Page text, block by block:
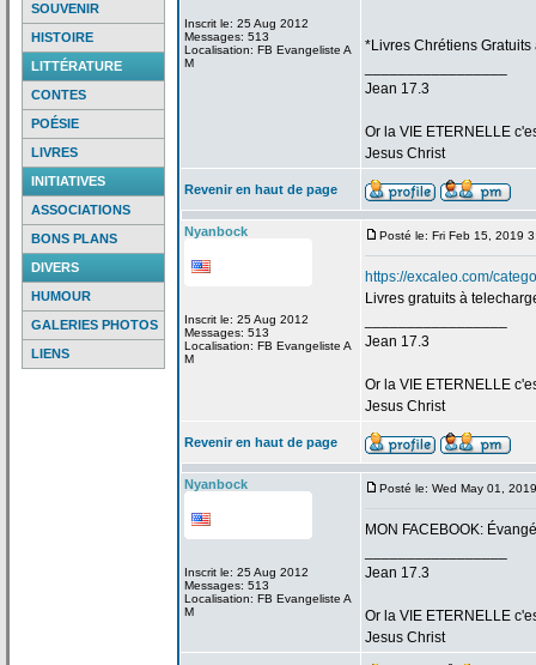
SOUVENIR
HISTOIRE
LITTÉRATURE
CONTES
POÉSIE
LIVRES
INITIATIVES
ASSOCIATIONS
BONS PLANS
DIVERS
HUMOUR
GALERIES PHOTOS
LIENS
Inscrit le: 25 Aug 2012
Messages: 513
Localisation: FB Evangeliste A
M
*Livres Chrétiens
Jean 17.3
Or la VIE ETERNELLE
Jesus Christ
Revenir en haut de page
Nyanbock
Inscrit le: 25 Aug 2012
Messages: 513
Localisation: FB Evangeliste A
M
Posté le: Fri Feb 15, 2019
https://excaleo.com/
Livres gratuits à
Jean 17.3
Or la VIE ETERNELLE
Jesus Christ
Revenir en haut de page
Nyanbock
Inscrit le: 25 Aug 2012
Messages: 513
Localisation: FB Evangeliste A
M
Posté le: Wed May 01,
MON FACEBOOK:
Jean 17.3
Or la VIE ETERNELLE
Jesus Christ